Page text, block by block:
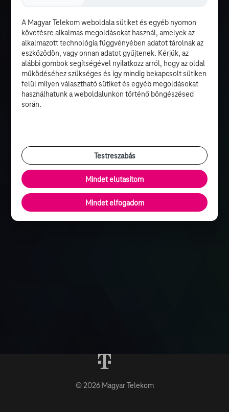
© 2026 Magyar Telekom
A Magyar Telekom weboldala sütiket és egyéb nyomon
követésre alkalmas megoldásokat használ, amelyek az
alkalmazott technológia függvényében adatot tárolnak az
eszközödön, vagy onnan adatot gyűjtenek. Kérjük, az
alábbi gombok segítségével nyilatkozz arról, hogy az oldal
működéséhez szükséges és így mindig bekapcsolt sütiken
felül milyen választható sütiket és egyéb megoldásokat
használhatunk a weboldalunkon történő böngészésed
során.
Testreszabás
Mindet elutasítom
Mindet elfogadom